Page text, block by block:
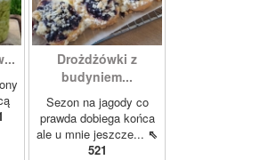
Drożdżówki z
budyniem...
Sezon na jagody co
prawda dobiega końca
ale u mnie jeszcze... ⇖
521